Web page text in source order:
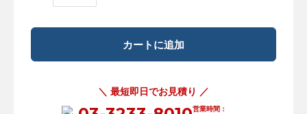
＼ 最短即日でお見積り ／
営業時間：